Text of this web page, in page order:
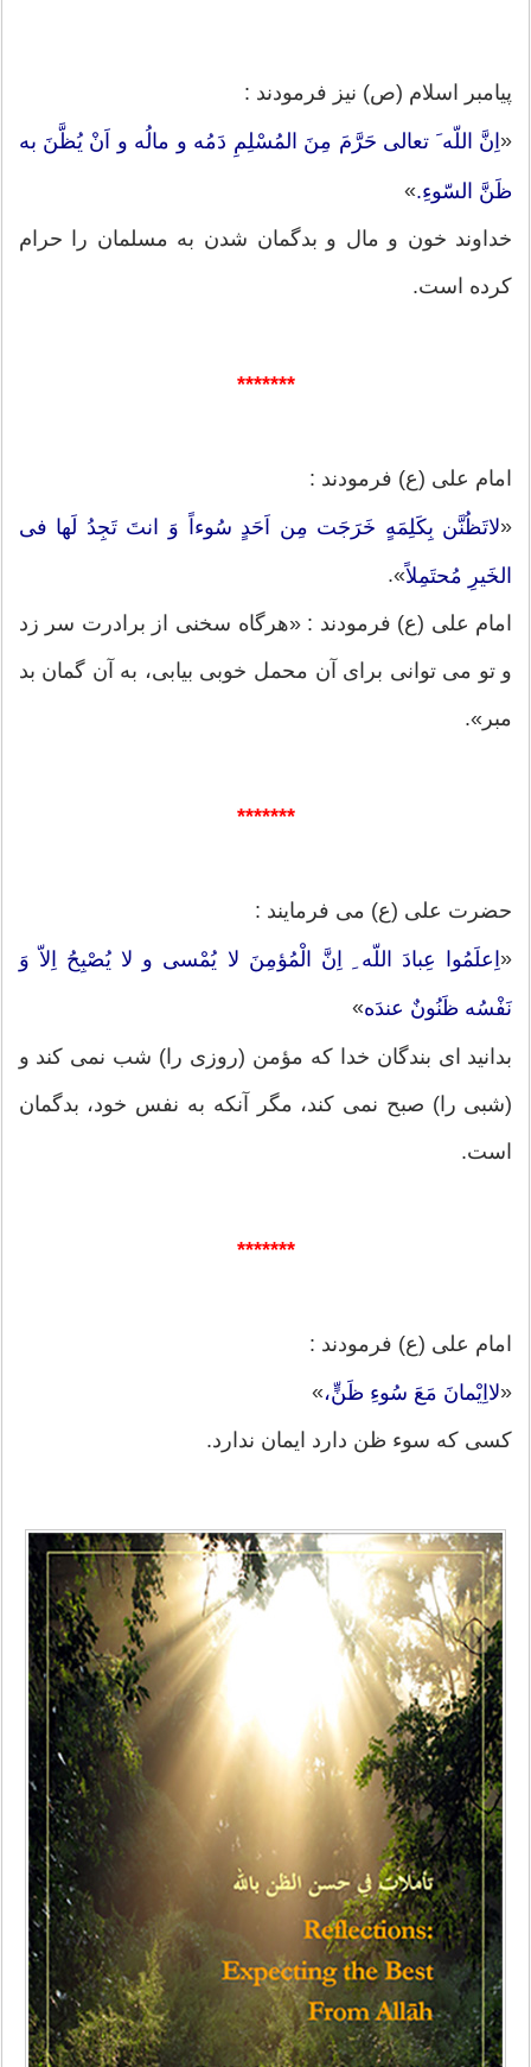
پیامبر اسلام (ص) نیز فرمودند :
« اِنَّ اللّه َ تعالی حَرَّمَ مِنَ المُسْلِمِ دَمُه و مالُه و اَنْ یُظَّنَ به
ظَنَّ السّوءِ.»
خداوند خون و مال و بدگمان شدن به مسلمان را حرام
کرده است.
*******
امام علی (ع) فرمودند :
«لاتَظُنَّن بِكَلِمَهٍ خَرَجَت مِن اَحَدٍ سُوءاً وَ انتَ تَجِدُ لَها فی
الخَیرِ مُحتَمِلاً».
امام علی (ع) فرمودند : «هرگاه سخنی از برادرت سر زد
و تو می توانی برای آن محمل خوبی بیابی، به آن گمان بد
مبر».
*******
حضرت علی (ع) می فرمایند :
« اِعلَمُوا عِبادَ اللّه ِ اِنَّ الْمُؤمِنَ لا یُمْسی و لا یُصْبِحُ اِلاّ وَ
نَفْسُه ظَنُونٌ عندَه»
بدانید ای بندگان خدا که مؤمن (روزی را) شب نمی کند و
(شبی را) صبح نمی کند، مگر آنکه به نفس خود، بدگمان
است.
*******
امام على (ع) فرمودند :
«لااِیْمانَ مَعَ سُوءِ ظَنٍّ،»
کسى که سوء ظن دارد ایمان ندارد.